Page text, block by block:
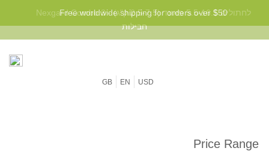
Free worldwide shipping for orders over $50
GB EN USD
Price Range